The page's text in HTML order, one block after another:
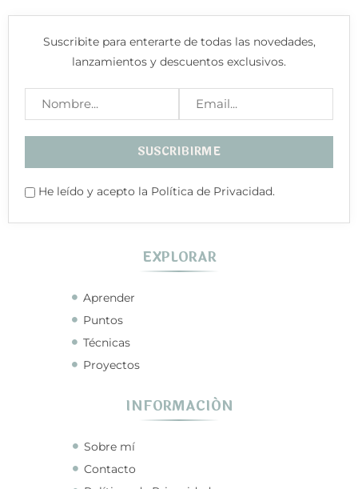
Suscribite para enterarte de todas las novedades,
lanzamientos y descuentos exclusivos.
He leído y acepto la Política de Privacidad.
EXPLORAR
Aprender
Puntos
Técnicas
Proyectos
INFORMACIÓN
Sobre mí
Contacto